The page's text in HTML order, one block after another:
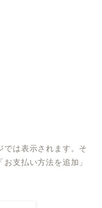
では表示されます。そ
支払い方法を追加」